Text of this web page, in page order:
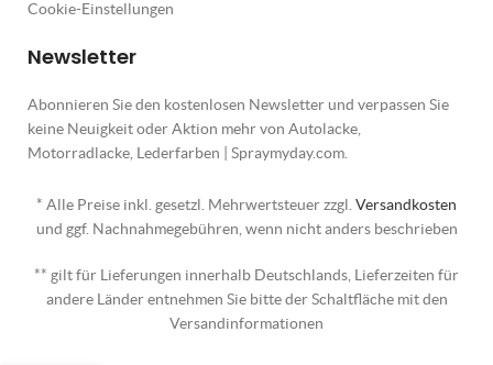
Cookie-Einstellungen
Newsletter
Abonnieren Sie den kostenlosen Newsletter und verpassen Sie
keine Neuigkeit oder Aktion mehr von Autolacke,
Motorradlacke, Lederfarben | Spraymyday.com.
* Alle Preise inkl. gesetzl. Mehrwertsteuer zzgl.Versandkosten
und ggf. Nachnahmegebühren, wenn nicht anders beschrieben
** gilt für Lieferungen innerhalb Deutschlands, Lieferzeiten für
andere Länder entnehmen Sie bitte der Schaltfläche mit den
Versandinformationen